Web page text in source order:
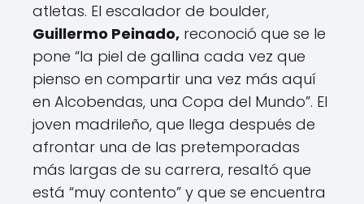
atletas. El escalador de boulder,
Guillermo Peinado, reconoció que se le
pone “la piel de gallina cada vez que
pienso en compartir una vez más aquí
en Alcobendas, una Copa del Mundo”. El
joven madrileño, que llega después de
afrontar una de las pretemporadas
más largas de su carrera, resaltó que
está “muy contento” y que se encuentra